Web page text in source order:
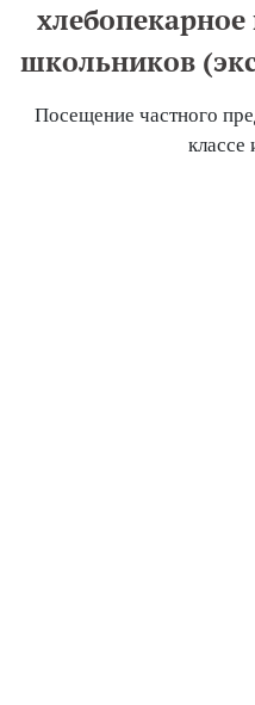
хлебопекарное
школьников
Посещение частного
классе